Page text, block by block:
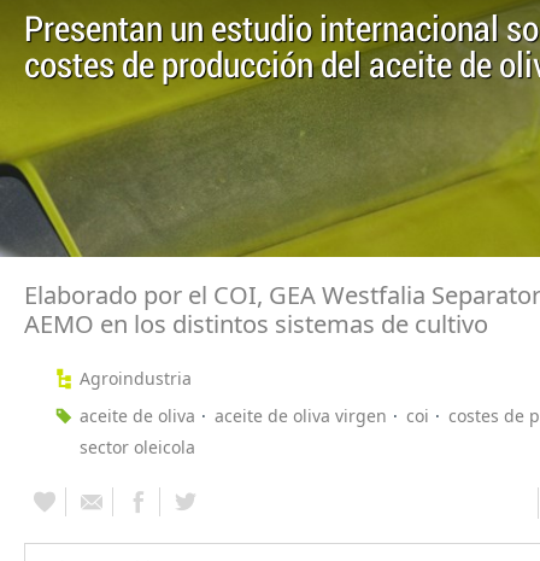
Presentan un estudio internacional
costes de producción del aceite de
Elaborado por el COI, GEA Westfalia
AEMO en los distintos sistemas de cultivo
Agroindustria
aceite de oliva
aceite de oliva virgen coi
costes de
sector oleicola